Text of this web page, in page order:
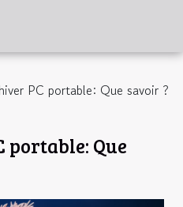
PC portable: Que savoir ?
portable: Que